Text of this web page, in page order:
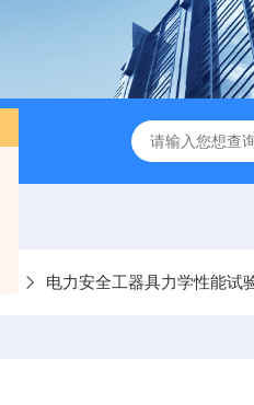
复合绝缘子拉力试验机
电力安全工器具力学性能试